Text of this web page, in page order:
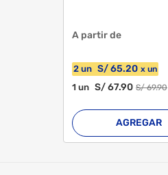
A partir de
2 un S/65.20 x un
1 un S/67.90 S/69.90
AGREGAR